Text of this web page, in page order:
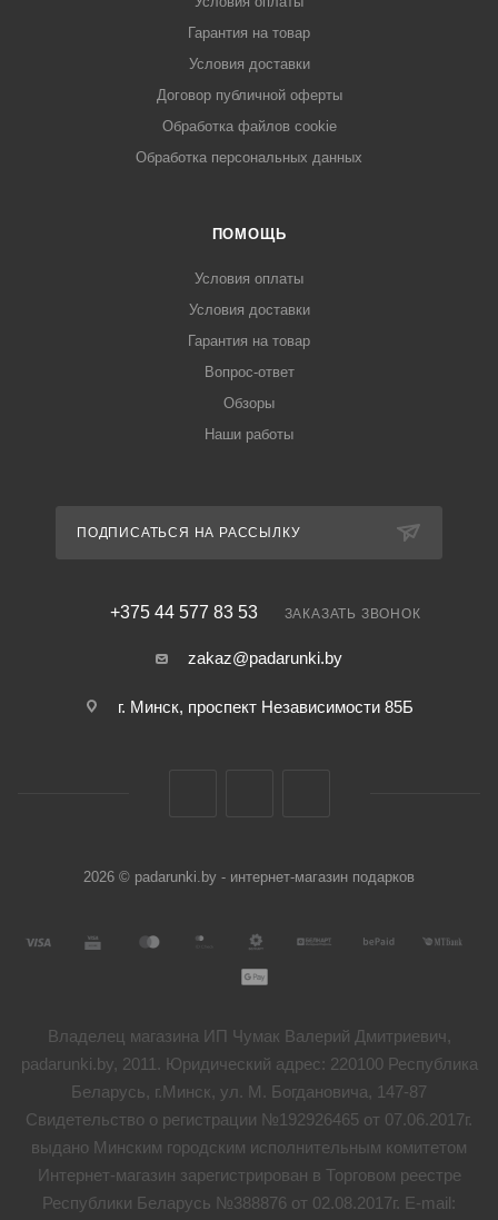
Гарантия на товар
Условия доставки
Договор публичной оферты
Обработка файлов cookie
Обработка персональных данных
ПОМОЩЬ
Условия оплаты
Условия доставки
Гарантия на товар
Вопрос-ответ
Обзоры
Наши работы
ПОДПИСАТЬСЯ НА РАССЫЛКУ
+375 44 577 83 53 ЗАКАЗАТЬ ЗВОНОК
zakaz@padarunki.by
г. Минск, проспект Независимости 85Б
2026 © padarunki.by - интернет-магазин подарков
Владелец магазина ИП Чумак Валерий Дмитриевич,
padarunki.by, 2011. Юридический адрес: 220100 Республика
Беларусь, г.Минск, ул. М. Богдановича, 147-87
Свидетельство о регистрации №192926465 от 07.06.2017г.
выдано Минским городским исполнительным комитетом
Интернет-магазин зарегистрирован в Торговом реестре
Республики Беларусь №388876 от 02.08.2017г. E-mail: